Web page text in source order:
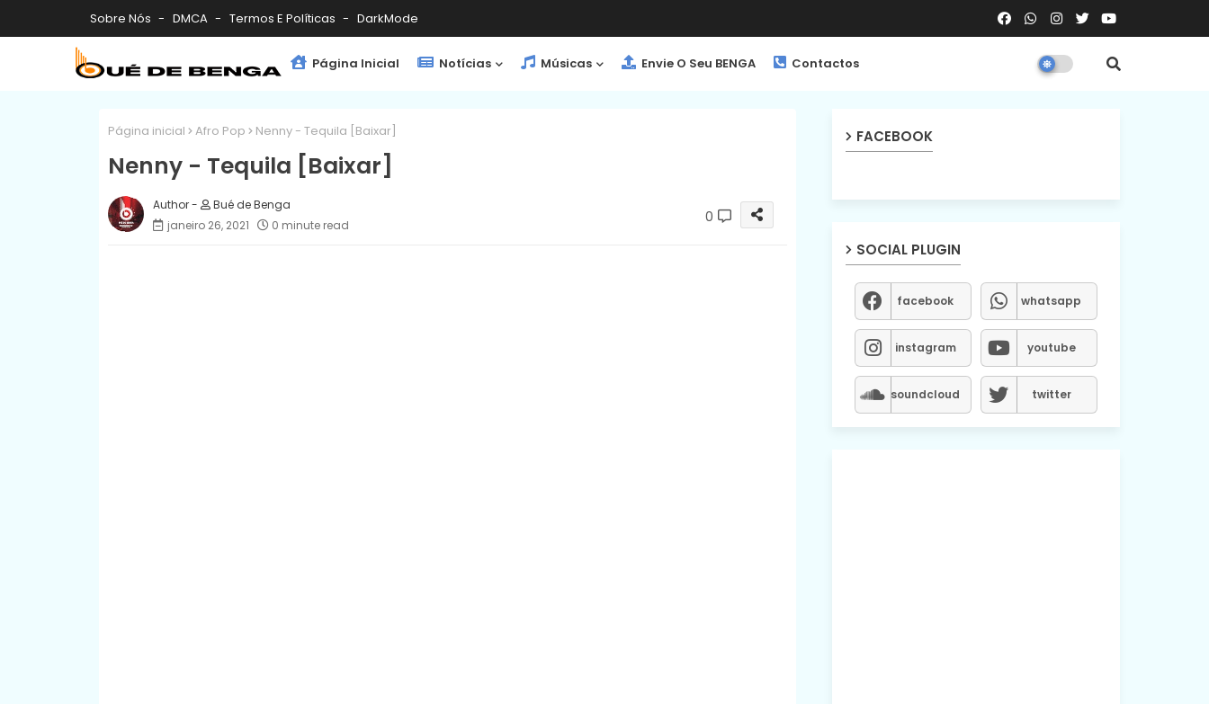
Sobre Nós DMCA Termos E Políticas DarkMode
Página Inicial Notícias Músicas Envie O Seu BENGA Contactos
Página inicial Afro Pop Nenny - Tequila [Baixar]
Nenny - Tequila [Baixar]
Bué de Benga
janeiro 26, 2021
0 minute read 0
FACEBOOK
SOCIAL PLUGIN
facebook whatsapp
instagram youtube
soundcloud twitter